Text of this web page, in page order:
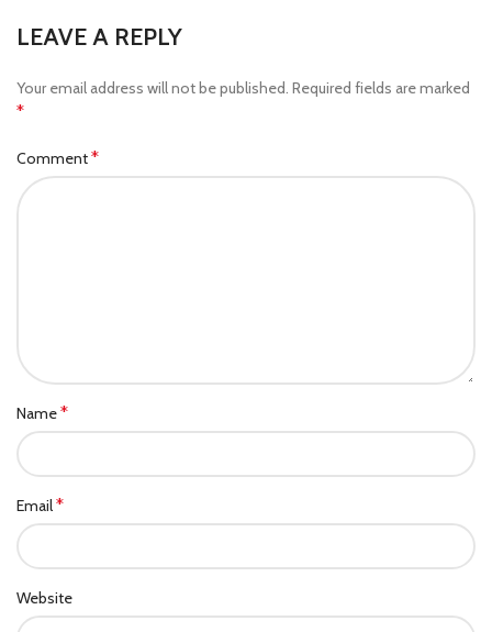
LEAVE A REPLY
Your email address will not be published. Required fields are marked
*
Comment*
Name*
Email*
Website